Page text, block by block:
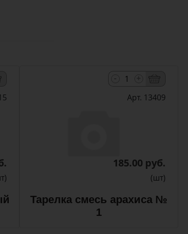
Арт. 13409
185.00 руб.
(шт)
Тарелка смесь арахиса №
1